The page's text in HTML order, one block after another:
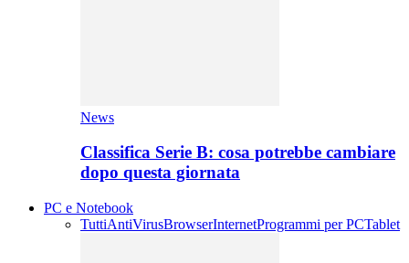
News
Classifica Serie B: cosa potrebbe cambiare
dopo questa giornata
PC e Notebook
TuttiAntiVirusBrowserInternetProgrammi per PCTablet